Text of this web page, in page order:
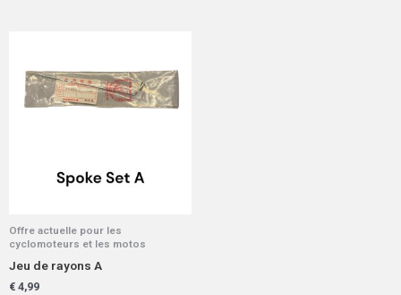
Offre actuelle pour les
cyclomoteurs et les motos
Jeu de rayons A
€ 4,99